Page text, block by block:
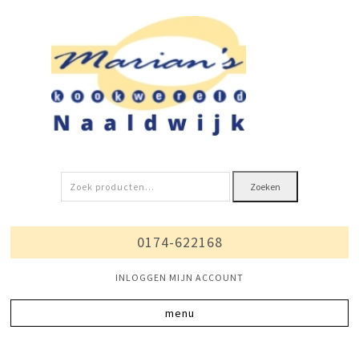
Zoeken
naar:
Zoeken
0174-622168
INLOGGEN MIJN ACCOUNT